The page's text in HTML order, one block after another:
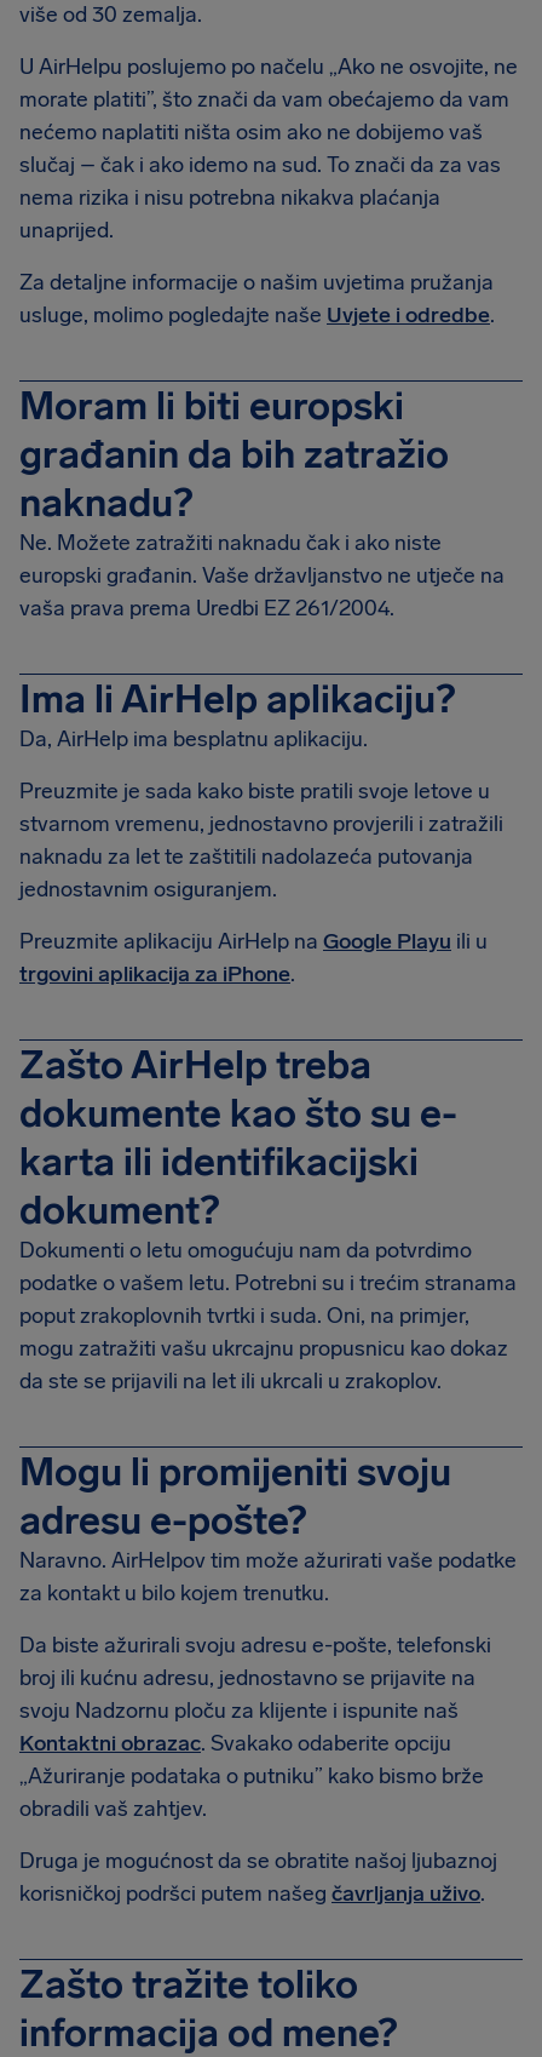
više od 30 zemalja.
U AirHelpu poslujemo po načelu „Ako ne osvojite, ne
morate platiti”, što znači da vam obećajemo da vam
nećemo naplatiti ništa osim ako ne dobijemo vaš
slučaj – čak i ako idemo na sud. To znači da za vas
nema rizika i nisu potrebna nikakva plaćanja
unaprijed.
Za detaljne informacije o našim uvjetima pružanja
usluge, molimo pogledajte naše Uvjete i odredbe.
Moram li biti europski
građanin da bih zatražio
naknadu?
Ne. Možete zatražiti naknadu čak i ako niste
europski građanin. Vaše državljanstvo ne utječe na
vaša prava prema Uredbi EZ 261/2004.
Ima li AirHelp aplikaciju?
Da, AirHelp ima besplatnu aplikaciju.
Preuzmite je sada kako biste pratili svoje letove u
stvarnom vremenu, jednostavno provjerili i zatražili
naknadu za let te zaštitili nadolazeća putovanja
jednostavnim osiguranjem.
Preuzmite aplikaciju AirHelp na Google Playu ili u
trgovini aplikacija za iPhone.
Zašto AirHelp treba
dokumente kao što su e-
karta ili identifikacijski
dokument?
Dokumenti o letu omogućuju nam da potvrdimo
podatke o vašem letu. Potrebni su i trećim stranama
poput zrakoplovnih tvrtki i suda. Oni, na primjer,
mogu zatražiti vašu ukrcajnu propusnicu kao dokaz
da ste se prijavili na let ili ukrcali u zrakoplov.
Mogu li promijeniti svoju
adresu e-pošte?
Naravno. AirHelpov tim može ažurirati vaše podatke
za kontakt u bilo kojem trenutku.
Da biste ažurirali svoju adresu e-pošte, telefonski
broj ili kućnu adresu, jednostavno se prijavite na
svoju Nadzornu ploču za klijente i ispunite naš
Kontaktni obrazac. Svakako odaberite opciju
„Ažuriranje podataka o putniku” kako bismo brže
obradili vaš zahtjev.
Druga je mogućnost da se obratite našoj ljubaznoj
korisničkoj podršci putem našeg čavrljanja uživo.
Zašto tražite toliko
informacija od mene?